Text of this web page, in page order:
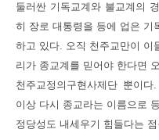
둘러싼 기독교계와 불교계의
히 장로 대통령을 등에 업은 기
하고 있다. 오직 천주교만이 이
리가 종교계를 믿어야 한다면
천주교정의구현사제단 뿐이
이상 다시 종교라는 이름으로
정당성도 내세우기 힘들다는